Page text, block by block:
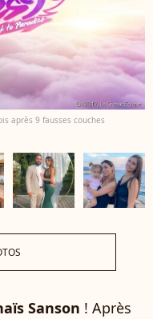
après 9 fausses couches
Sanson ! Après